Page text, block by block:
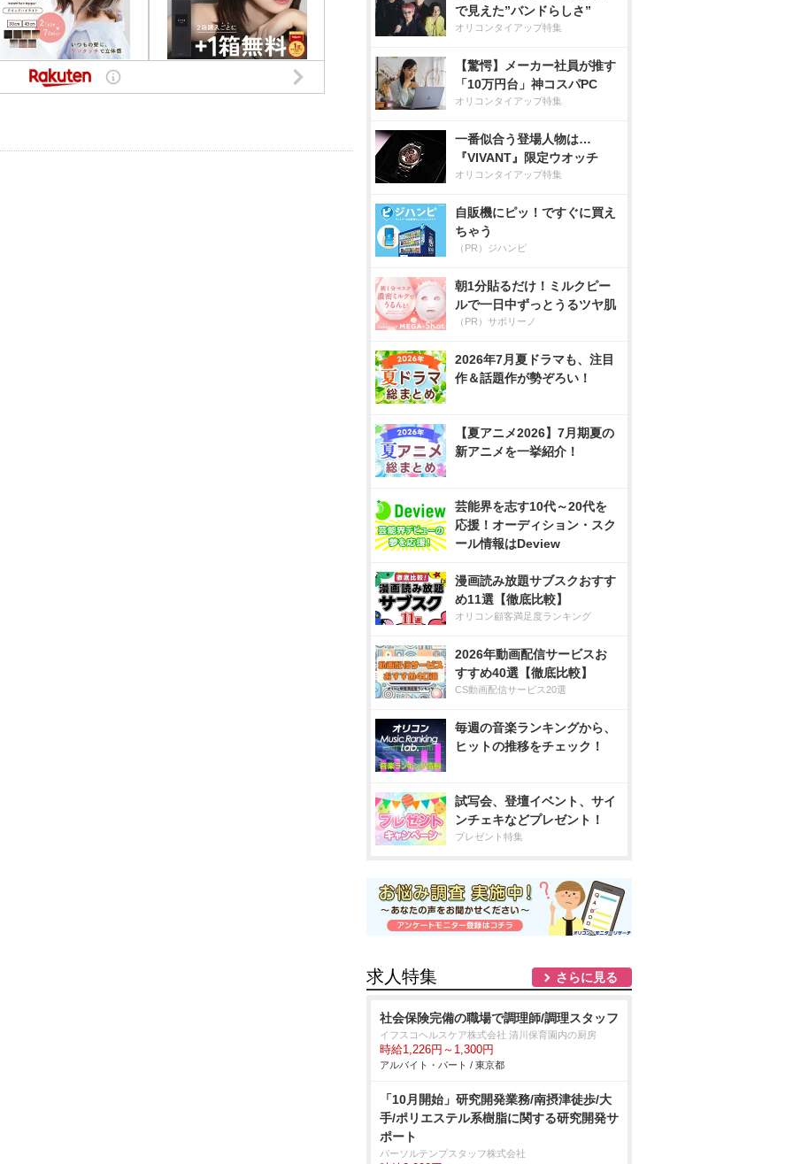
で見えた”バンドらしさ”
オリコンタイアップ特集
【驚愕】メーカー社員が推す
「10万円台」神コスパPC
オリコンタイアップ特集
一番似合う登場人物は…
『VIVANT』限定ウオッチ
オリコンタイアップ特集
自販機にピッ！ですぐに買え
ちゃう
（PR）ジハンピ
朝1分貼るだけ！ミルクピー
ルで一日中ずっとうるツヤ肌
（PR）サボリーノ
2026年7月夏ドラマも、注目
作＆話題作が勢ぞろい！
【夏アニメ2026】7月期夏の
新アニメを一挙紹介！
芸能界を志す10代～20代を
応援！オーディション・スク
ール情報はDeview
漫画読み放題サブスクおすす
め11選【徹底比較】
オリコン顧客満足度ランキング
2026年動画配信サービスお
すすめ40選【徹底比較】
CS動画配信サービス20選
毎週の音楽ランキングから、
ヒットの推移をチェック！
試写会、登壇イベント、サイ
ンチェキなどプレゼント！
プレゼント特集
求人特集 さらに見る
社会保険完備の職場で調理師/調理スタッフ
イフスコヘルスケア株式会社 清川保育園内の厨房
時給1,226円～1,300円
アルバイト・パート / 東京都
「10月開始」研究開発業務/南摂津徒歩/大
手/ポリエステル系樹脂に関する研究開発サ
ポート
パーソルテンプスタッフ株式会社